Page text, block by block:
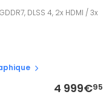
DLSS 4, 2x HDMI / 3x
4 999€95